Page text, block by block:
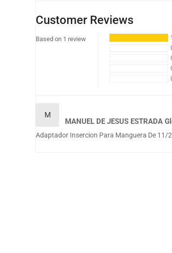
Customer Reviews
Based on 1 review
M
MANUEL DE JESUS ESTRADA
Adaptador Insercion Para Manguera De 11/